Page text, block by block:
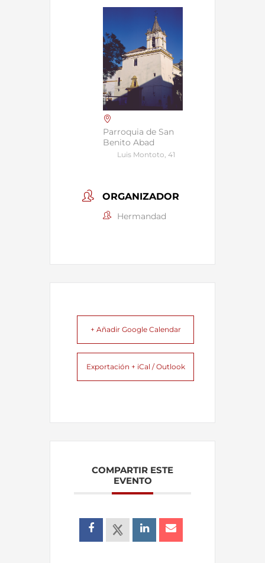
Parroquia de San
Benito Abad
Luis Montoto, 41
ORGANIZADOR
Hermandad
+ Añadir Google Calendar
Exportación + iCal / Outlook
COMPARTIR ESTE
EVENTO